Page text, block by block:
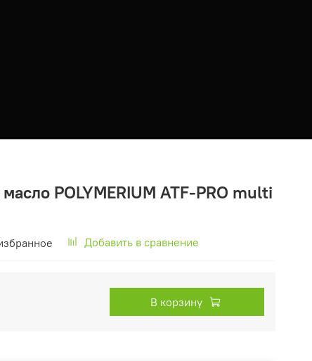
POLYMERIUM ATF-PRO multi
Добавить в сравнение
В корзину